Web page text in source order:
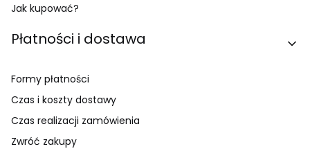
Jak kupować?
Płatności i dostawa
Formy płatności
Czas i koszty dostawy
Czas realizacji zamówienia
Zwróć zakupy